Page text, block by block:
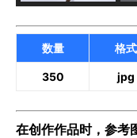
数量 格式
350 jpg
在创作作品时，参考